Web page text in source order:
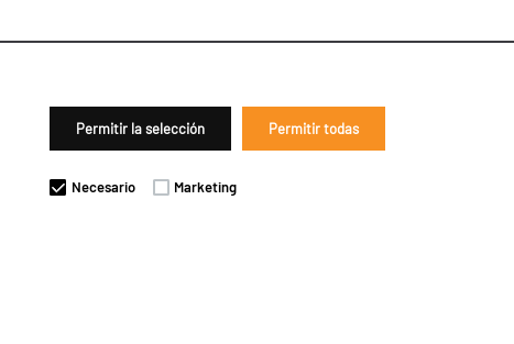
Permitir la selección Permitir todas
Necesario Marketing